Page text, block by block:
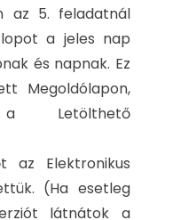
az 5. feladatnál
a jeles nap
és napnak. Ez
Megoldólapon,
Letölthető
az Elektronikus
(Ha esetleg
látnátok a